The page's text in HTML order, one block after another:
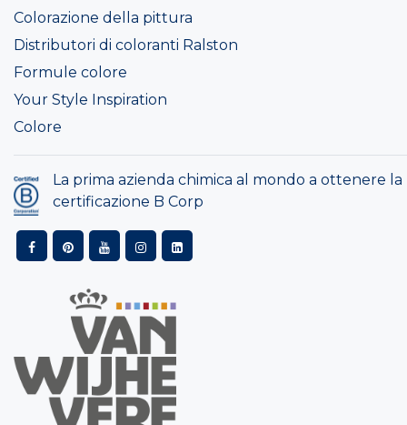
Colorazione della pittura
Distributori di coloranti Ralston
Formule colore
Your Style Inspiration
Colore
La prima azienda chimica al mondo a ottenere la
certificazione B Corp